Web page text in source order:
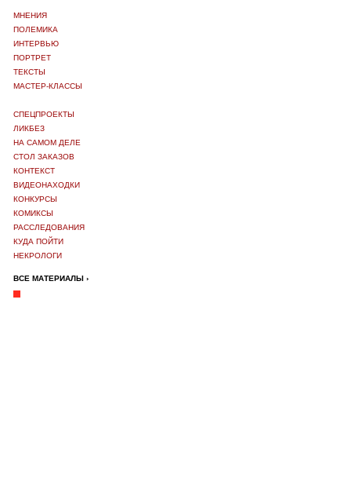
МНЕНИЯ
ПОЛЕМИКА
ИНТЕРВЬЮ
ПОРТРЕТ
ТЕКСТЫ
МАСТЕР-КЛАССЫ
СПЕЦПРОЕКТЫ
ЛИКБЕЗ
НА САМОМ ДЕЛЕ
СТОЛ ЗАКАЗОВ
КОНТЕКСТ
ВИДЕОНАХОДКИ
КОНКУРСЫ
КОМИКСЫ
РАССЛЕДОВАНИЯ
КУДА ПОЙТИ
НЕКРОЛОГИ
ВСЕ МАТЕРИАЛЫ ›